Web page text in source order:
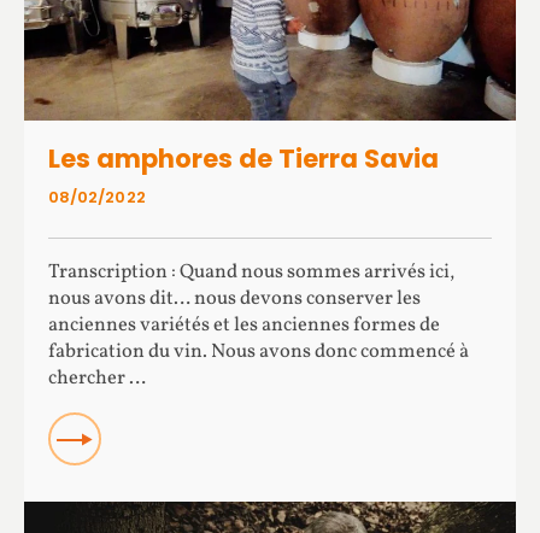
08/02/2022
Les amphores de Tierra Savia
Transcription : Quand nous sommes arrivés ici,
nous avons dit… nous devons conserver les
anciennes variétés et les anciennes formes de
fabrication du vin. Nous avons donc commencé à
chercher …
Read more about Les amphores de Tierra Savia